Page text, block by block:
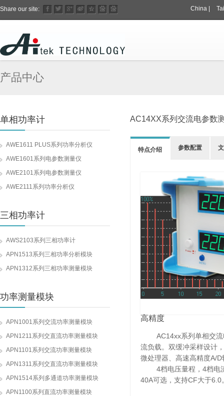
Share our site: China
产品中心
单相功率计
AWE1611 PLUS系列功率分析仪
AWE1601系列电参数测量仪
AWE2101系列电参数测量仪
AWE2111系列功率分析仪
三相功率计
AWS2103系列三相功率计
APN1513系列三相功率分析模块
APN1312系列三相功率测量模块
功率测量模块
APN1001系列交流功率测量模块
APN1211系列交直流功率测量模块
APN1101系列交流功率测量模块
APN1311系列交直流功率测量模块
APN1514系列多通道功率测量模块
APN1100系列直流功率测量模块
AC14XX系列交流电参数
特点介绍 参数配置
高精度
AC14xx系列单相交流电
流负载。双缓冲采样设计
微处理器、高速高精度A/
4档电压量程，4档电流
40A可选，支持CF大于6.0